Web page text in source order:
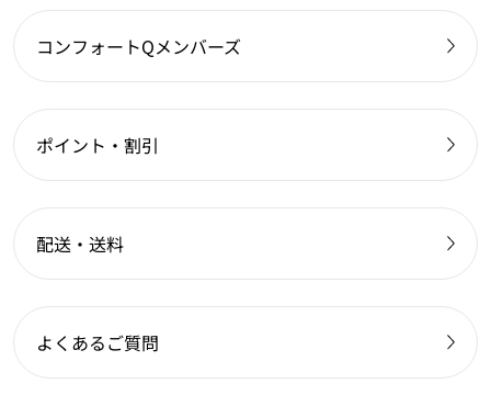
コンフォートQメンバーズ
ポイント・割引
配送・送料
よくあるご質問